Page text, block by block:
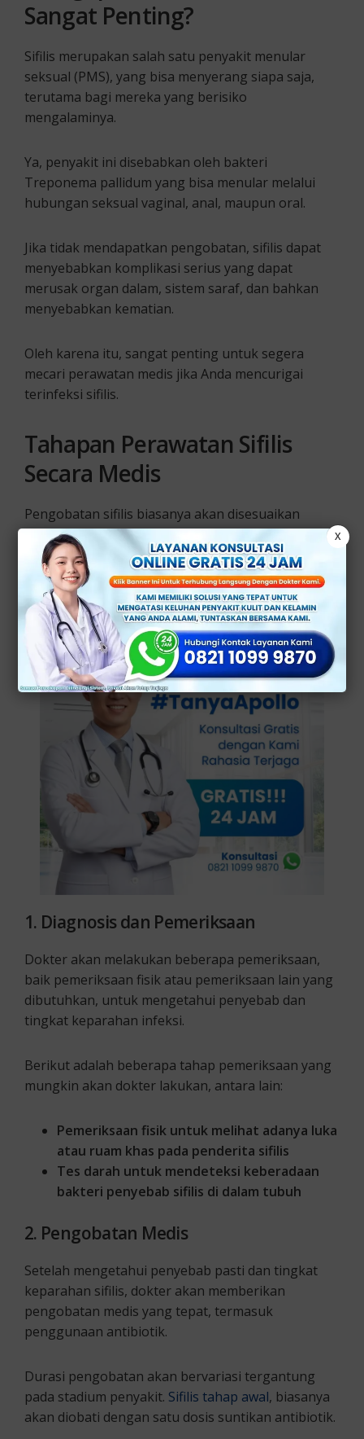
Sangat Penting?
Sifilis merupakan salah satu penyakit menular
seksual (PMS), yang bisa menyerang siapa saja,
terutama bagi mereka yang berisiko
mengalaminya.
Ya, penyakit ini disebabkan oleh bakteri
Treponema pallidum yang bisa menular melalui
hubungan seksual vaginal, anal, maupun oral.
Jika tidak mendapatkan pengobatan, sifilis dapat
menyebabkan komplikasi serius yang dapat
merusak organ dalam, sistem saraf, dan bahkan
menyebabkan kematian.
Oleh karena itu, sangat penting untuk segera
mecari perawatan medis jika Anda mencurigai
terinfeksi sifilis.
Tahapan Perawatan Sifilis
Secara Medis
Pengobatan sifilis biasanya akan disesuaikan
dengan stadium penyakit yang sedang dialami oleh
setiap pasien. Berikut adalah tahapan umum
perawatan sifilis, antara lain:
1. Diagnosis dan Pemeriksaan
Dokter akan melakukan beberapa pemeriksaan,
baik pemeriksaan fisik atau pemeriksaan lain yang
dibutuhkan, untuk mengetahui penyebab dan
tingkat keparahan infeksi.
Berikut adalah beberapa tahap pemeriksaan yang
mungkin akan dokter lakukan, antara lain:
Pemeriksaan fisik untuk melihat adanya luka
atau ruam khas pada penderita sifilis
Tes darah untuk mendeteksi keberadaan
bakteri penyebab sifilis di dalam tubuh
2. Pengobatan Medis
Setelah mengetahui penyebab pasti dan tingkat
keparahan sifilis, dokter akan memberikan
pengobatan medis yang tepat, termasuk
penggunaan antibiotik.
Durasi pengobatan akan bervariasi tergantung
pada stadium penyakit. Sifilis tahap awal, biasanya
akan diobati dengan satu dosis suntikan antibiotik.
X